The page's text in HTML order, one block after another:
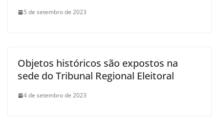
5 de setembro de 2023
Objetos históricos são expostos na
sede do Tribunal Regional Eleitoral
4 de setembro de 2023